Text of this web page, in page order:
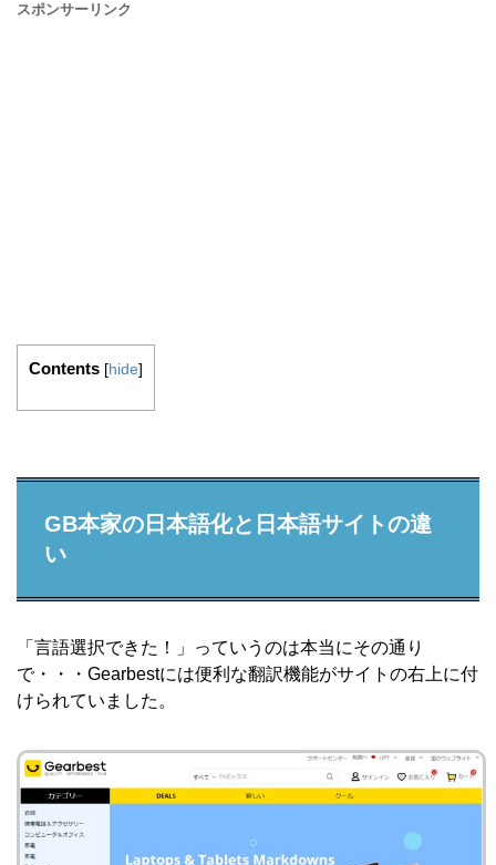
スポンサーリンク
Contents [hide]
GB本家の日本語化と日本語サイトの違
い
「言語選択できた！」っていうのは本当にその通り
で・・・Gearbestには便利な翻訳機能がサイトの右上に付
けられていました。